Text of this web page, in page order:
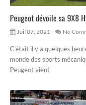
Peugeot dévoile sa 9X8
Juil 07, 2021 No
C’était il y a quelques
monde des sports
Peugeot vient